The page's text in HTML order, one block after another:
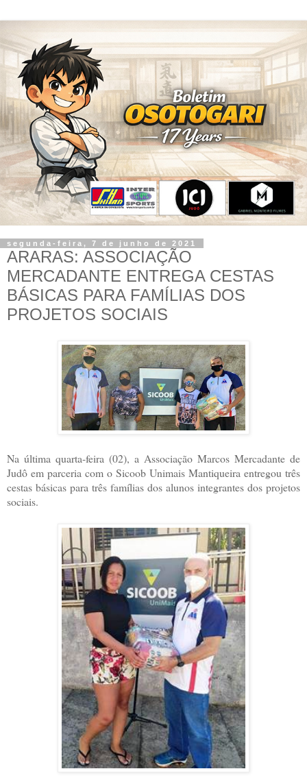
segunda-feira, 7 de junho de 2021
ARARAS: ASSOCIAÇÃO
MERCADANTE ENTREGA CESTAS
BÁSICAS PARA FAMÍLIAS DOS
PROJETOS SOCIAIS
Na última quarta-feira (02), a Associação Marcos Mercadante de
Judô em parceria com o Sicoob Unimais Mantiqueira entregou três
cestas básicas para três famílias dos alunos integrantes dos projetos
sociais.